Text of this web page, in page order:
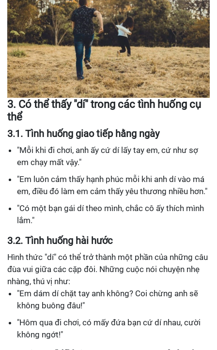
3. Có thể thấy "dí" trong các tình huống cụ
thể
3.1. Tình huống giao tiếp hằng ngày
"Mỗi khi đi chơi, anh ấy cứ dí lấy tay em, cứ như sợ
em chạy mất vậy."
"Em luôn cảm thấy hạnh phúc mỗi khi anh dí vào má
em, điều đó làm em cảm thấy yêu thương nhiều hơn."
"Có một bạn gái dí theo mình, chắc cô ấy thích mình
lắm."
3.2. Tình huống hài hước
Hình thức "dí" có thể trở thành một phần của những câu
đùa vui giữa các cặp đôi. Những cuộc nói chuyện nhẹ
nhàng, thú vị như:
"Em dám dí chặt tay anh không? Coi chừng anh sẽ
không buông đâu!"
"Hôm qua đi chơi, có mấy đứa bạn cứ dí nhau, cười
không ngớt!"